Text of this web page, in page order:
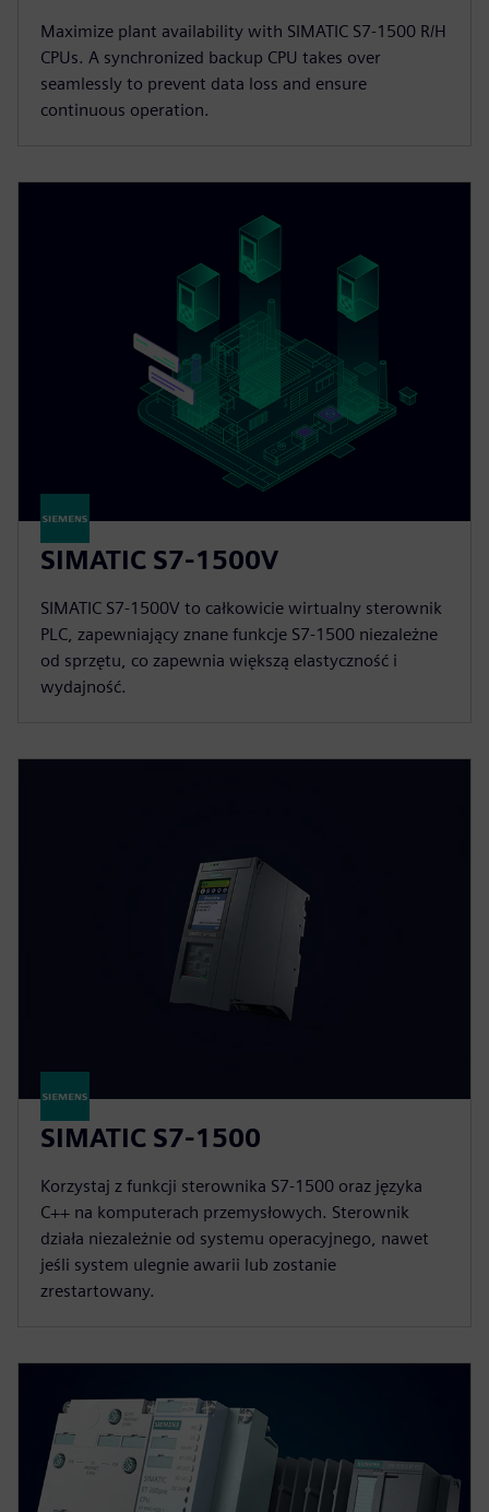
Maximize plant availability with SIMATIC S7-1500 R/H
CPUs. A synchronized backup CPU takes over
seamlessly to prevent data loss and ensure
continuous operation.
SIMATIC S7-1500V
SIMATIC S7-1500V to całkowicie wirtualny sterownik
PLC, zapewniający znane funkcje S7-1500 niezależne
od sprzętu, co zapewnia większą elastyczność i
wydajność.
SIMATIC S7-1500
Korzystaj z funkcji sterownika S7-1500 oraz języka
C++ na komputerach przemysłowych. Sterownik
działa niezależnie od systemu operacyjnego, nawet
jeśli system ulegnie awarii lub zostanie
zrestartowany.